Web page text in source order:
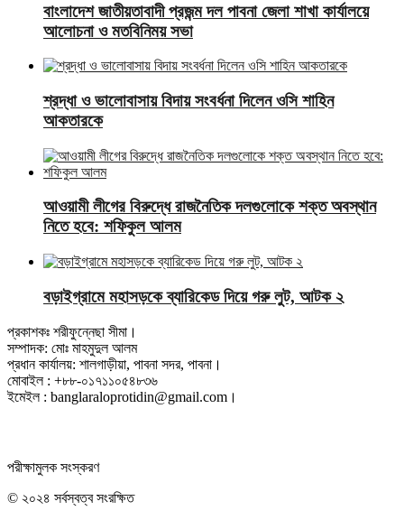
বাংলাদেশ জাতীয়তাবাদী প্রজন্ম দল পাবনা জেলা শাখা কার্যালয়ে
আলোচনা ও মতবিনিময় সভা
শ্রদ্ধা ও ভালোবাসায় বিদায় সংবর্ধনা দিলেন ওসি শাহিন
আকতারকে
আওয়ামী লীগের বিরুদ্ধে রাজনৈতিক দলগুলোকে শক্ত অবস্থান
নিতে হবে: শফিকুল আলম
বড়াইগ্রামে মহাসড়কে ব্যারিকেড দিয়ে গরু লুট, আটক ২
প্রকাশকঃ শরীফুন্নেছা সীমা।
সম্পাদক: মোঃ মাহমুদুল আলম
প্রধান কার্যালয়: শালগাড়ীয়া, পাবনা সদর, পাবনা।
মোবাইল : +৮৮-০১৭১১০৫৪৮৩৬
ইমেইল : banglaraloprotidin@gmail.com।
পরীক্ষামুলক সংস্করণ
© ২০২৪ সর্বস্বত্ব সংরক্ষিত